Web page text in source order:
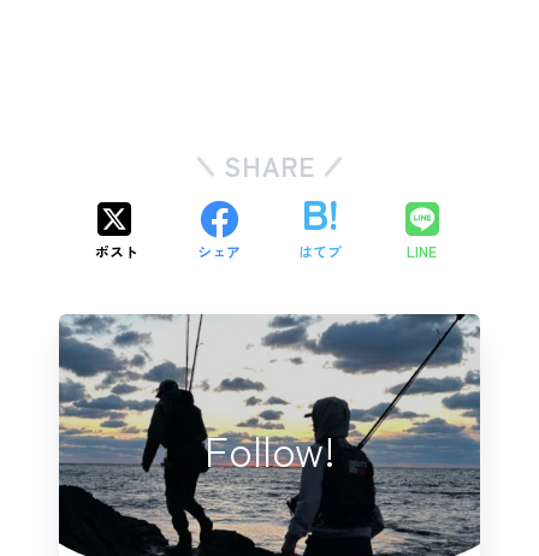
SHARE
ポスト シェア はてブ LINE
Follow!